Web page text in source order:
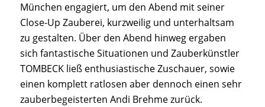
München engagiert, um den Abend mit seiner
Close-Up Zauberei, kurzweilig und unterhaltsam
zu gestalten. Über den Abend hinweg ergaben
sich fantastische Situationen und Zauberkünstler
TOMBECK ließ enthusiastische Zuschauer, sowie
einen komplett ratlosen aber dennoch einen sehr
zauberbegeisterten Andi Brehme zurück.